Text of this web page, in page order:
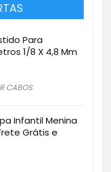
Para
1/8 X 4,8 Mm
CABOS
Infantil Menina
Grátis e